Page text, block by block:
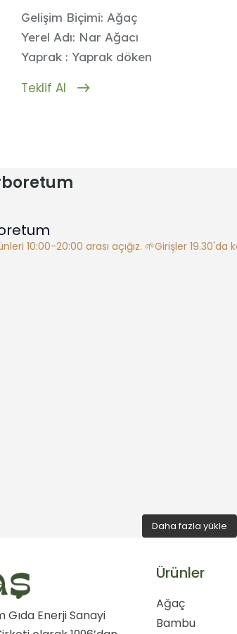
Gelişim Biçimi: Ağaç
Yerel Adı: Nar Ağacı
Yaprak : Yaprak döken
Teklif Al
10:00-20:00 arası açığız. 🌱Girişler 19.30'da
Daha fazla yükle
Gıda Enerji Sanayi
Ürünler
Ağaç
Bambu